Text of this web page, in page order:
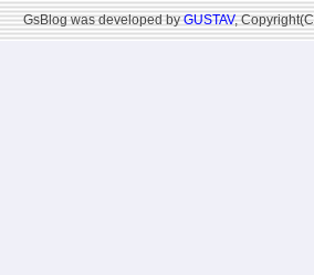
GsBlog was developed byGUSTAV,